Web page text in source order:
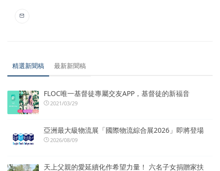
精選新聞稿 最新新聞稿
FLOC唯一基督徒專屬交友APP，基督徒的新福音
2021/03/29
亞洲最大級物流展「國際物流綜合展2026」即將登場
2026/08/09
天上父親的愛延續化作希望力量！ 六名子女捐贈家扶